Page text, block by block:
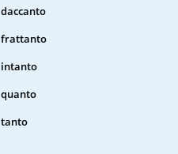
daccanto
frattanto
intanto
quanto
tanto